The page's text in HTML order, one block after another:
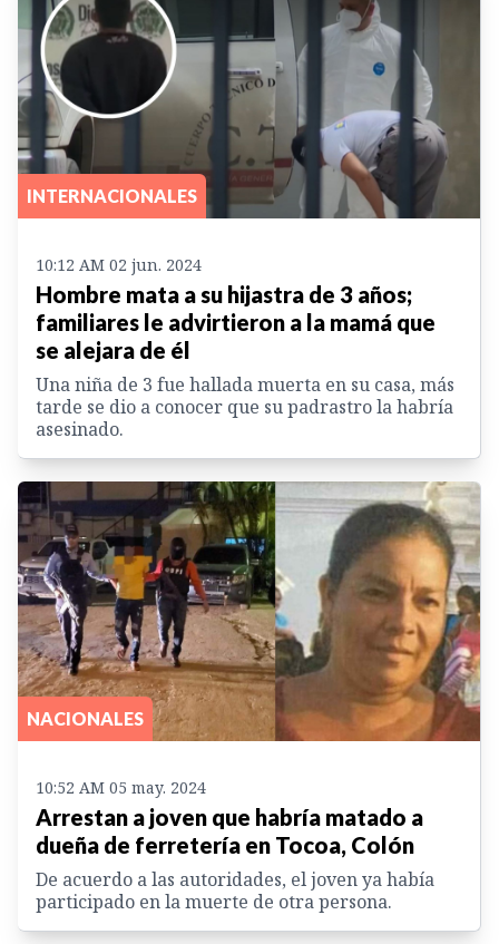
INTERNACIONALES
10:12 AM 02 jun. 2024
Hombre mata a su hijastra de 3 años;
familiares le advirtieron a la mamá que
se alejara de él
Una niña de 3 fue hallada muerta en su casa, más
tarde se dio a conocer que su padrastro la habría
asesinado.
NACIONALES
10:52 AM 05 may. 2024
Arrestan a joven que habría matado a
dueña de ferretería en Tocoa, Colón
De acuerdo a las autoridades, el joven ya había
participado en la muerte de otra persona.